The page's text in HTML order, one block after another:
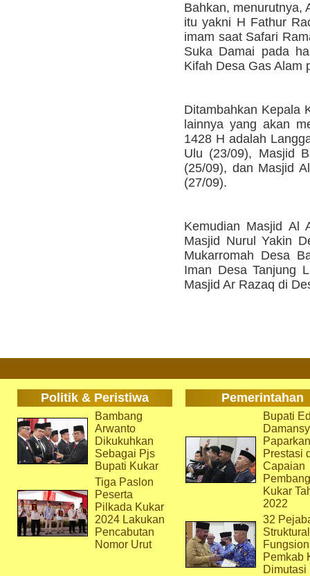
Bahkan, menurutnya,
itu yakni H Fathur
imam saat Safari
Suka Damai pada
Kifah Desa Gas Alam
Ditambahkan Kepala
lainnya yang akan
1428 H adalah
Ulu (23/09), Masjid
(25/09), dan Masjid
(27/09).
Kemudian Masjid Al
Masjid Nurul Yakin
Mukarromah Desa
Iman Desa Tanjung
Masjid Ar Razaq di
Politik & Peristiwa Pemerintahan
Bambang
Arwanto
Dikukuhkan
Sebagai Pjs
Bupati Kukar
Tiga Paslon
Peserta
Pilkada Kukar
2024 Lakukan
Pencabutan
Nomor Urut
Bupati
Paparkan
Prestasi
Capaian
Kukar
2022
32
Pemkab
Dimutasi